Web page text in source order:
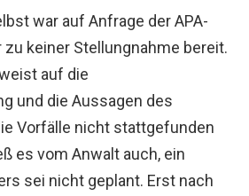
war auf Anfrage der APA-
keiner Stellungnahme bereit.
auf die
und die Aussagen des
Vorfälle nicht stattgefunden
es vom Anwalt auch, ein
sei nicht geplant. Erst nach